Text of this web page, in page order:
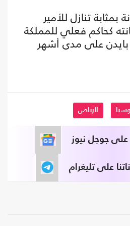
بمثابة تنازل للأمير
كحاكم فعلي للمملكة
بايدن على مدى أشهر
الرياض
على جوجل نيوز
على تليغرام